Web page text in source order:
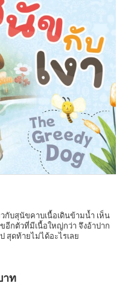
กับสุนัขคาบเนื้อเดินข้ามน้ำ เห็น
อีกตัวที่มีเนื้อใหญ่กว่า จึงอ้าปาก
สุดท้ายไม่ได้อะไรเลย
าท